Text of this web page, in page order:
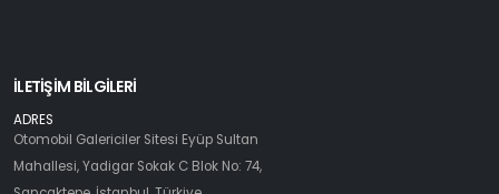
İLETİŞİM BİLGİLERİ
ADRES
Otomobil Galericiler Sitesi Eyüp Sultan
Mahallesi, Yadigar Sokak C Blok No: 74,